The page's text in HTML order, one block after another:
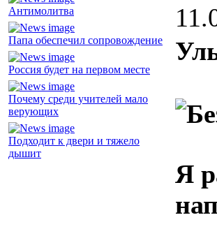
Антимолитва
Папа обеспечил сопровождение
Россия будет на первом месте
Почему среди учителей мало
верующих
Подходит к двери и тяжело
дышит
Я